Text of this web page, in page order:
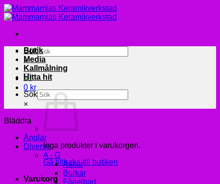
Skip
to
Sök
×
0 kr
Inga produkter i varukorgen.
Gå tillbaka till butiken
Varukorg
Butik
Media
Kallmålning
Hitta hit
Sök
×
Bläddra
Änglar
Diverse
A - G
Askar
Burkar
Fågelbad